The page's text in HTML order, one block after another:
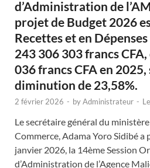
d’Administration de
projet de Budget 2026
Recettes et en
243 306 303 francs
036 francs CFA en
diminution de 23,58%.
2 février 2026 - byAdministrateur -
Le secrétaire général du
Commerce, Adama Yoro Sidibé a
janvier 2026, la 14ème Session
d’Administration de l’Agence